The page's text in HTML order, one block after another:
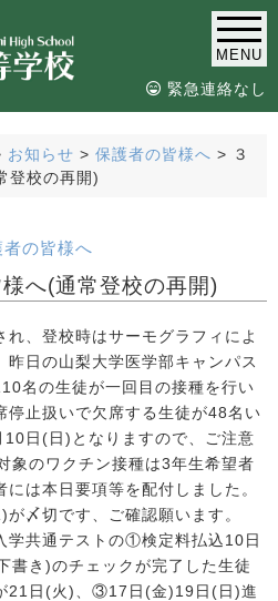
MENU
緊急連絡なし
お知らせ > 保護者の皆様へ > ３
登校の再開)
者の皆様へ
へ(通常登校の再開)
、登校時はサーモグラフィによ
昨日の山梨大学医学部キャンパス
名の生徒が一回目の接種を行い
停止扱いで欠席する生徒が48名い
日(日)となりますので、ご注意
象のワクチン接種は3年生希望者
は本日要項等を配付しました。
〆切です、ご確認願います。
共通テストの①検定料払込10日
き)のチェックが完了した生徒
21日(火)、③17日(金)19日(日)進